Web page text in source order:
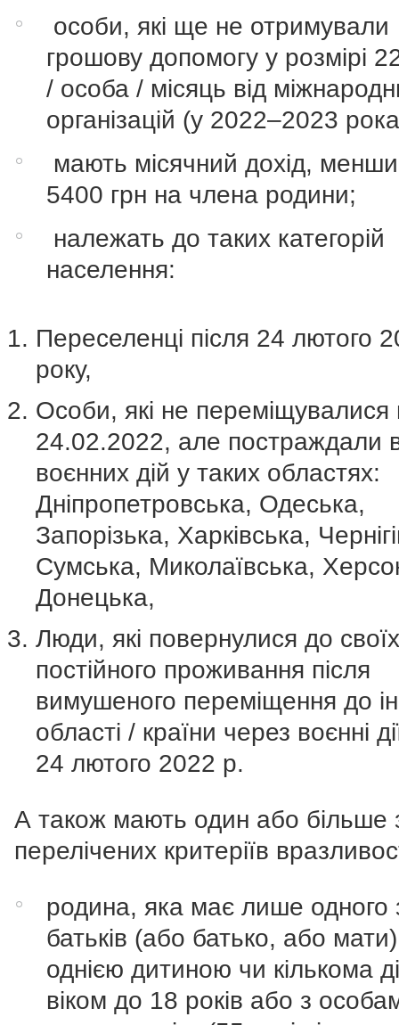
особи, які ще не отримували
грошову допомогу у розмірі
/ особа / місяць від
організацій (у 2022–2023
мають місячний дохід,
5400 грн на члена родини;
належать до таких категорій
населення:
Переселенці після 24 лютого
року,
Особи, які не переміщувалися
24.02.2022, але постраждали
воєнних дій у таких областях:
Дніпропетровська, Одеська,
Запорізька, Харківська,
Сумська, Миколаївська,
Донецька,
Люди, які повернулися до
постійного проживання після
вимушеного переміщення до
області / країни через воєнні
24 лютого 2022 р.
А також мають один або більше
перелічених критеріїв
родина, яка має лише одного
батьків (або батько, або
однією дитиною чи кількома
віком до 18 років або з